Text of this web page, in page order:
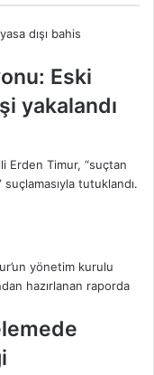
Eski
yakalandı